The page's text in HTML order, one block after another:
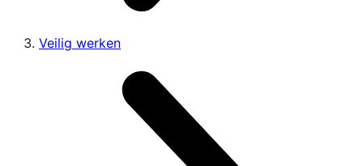
Veilig werken